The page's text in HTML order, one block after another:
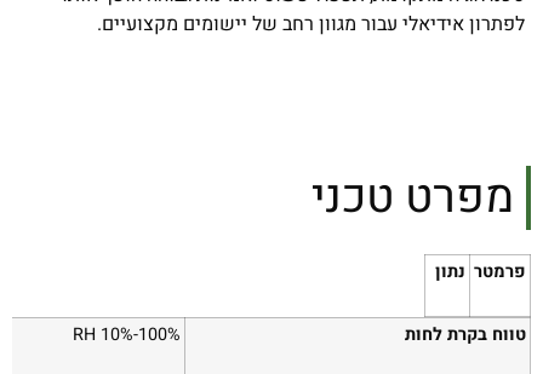
לפתרון אידיאלי עבור מגוון רחב של יישומים מקצועיים.
מפרט טכני
פרמטר נתון
טווח בקרת לחות 100%-10% RH